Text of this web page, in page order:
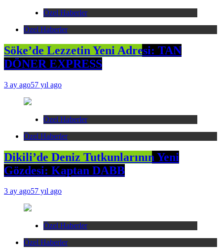
Özel Haberler
Özel Haberler
Söke’de Lezzetin Yeni Adresi: TAN
DÖNER EXPRESS
3 ay ago57 yıl ago
Özel Haberler
Özel Haberler
Dikili’de Deniz Tutkunlarının Yeni
Gözdesi: Kaptan DABB
3 ay ago57 yıl ago
Özel Haberler
Özel Haberler